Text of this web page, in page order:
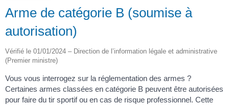
Arme de catégorie B (soumise à
autorisation)
Vérifié le 01/01/2024 – Direction de l’information légale et administrative
(Premier ministre)
Vous vous interrogez sur la réglementation des armes ?
Certaines armes classées en catégorie B peuvent être autorisées
pour faire du tir sportif ou en cas de risque professionnel. Cette